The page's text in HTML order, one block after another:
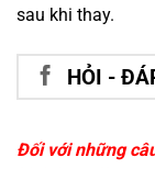
sau khi thay.
HỎI -
Đối với những